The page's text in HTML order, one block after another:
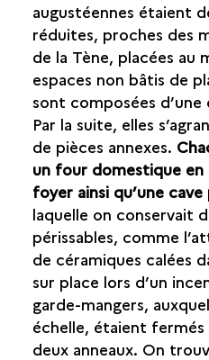
augustéennes étaient
réduites, proches des
de la Tène, placées au
espaces non bâtis de
sont composées
Par la suite, elles
de pièces annexes.
un four domestique en
foyer ainsi qu’une
laquelle on conservait
périssables, comme
de céramiques calées
sur place lors d’un
garde-mangers,
échelle, étaient
deux anneaux. On